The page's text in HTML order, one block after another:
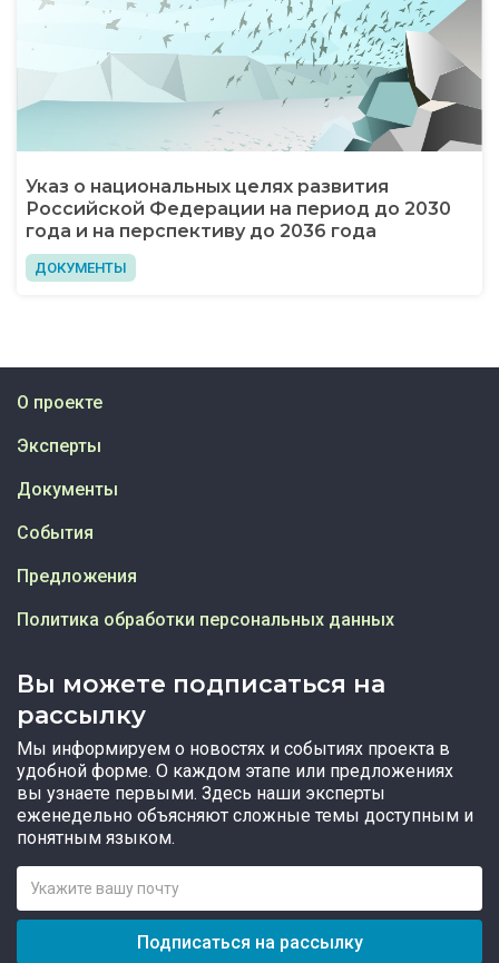
Указ о национальных целях развития
Российской Федерации на период до 2030
года и на перспективу до 2036 года
ДОКУМЕНТЫ
Вы можете подписаться на
рассылку
Мы информируем о новостях и событиях проекта в
удобной форме. О каждом этапе или предложениях
вы узнаете первыми. Здесь наши эксперты
еженедельно объясняют сложные темы доступным и
понятным языком.
Подписаться на рассылку
О проекте
Эксперты
Документы
События
Предложения
Политика обработки персональных данных